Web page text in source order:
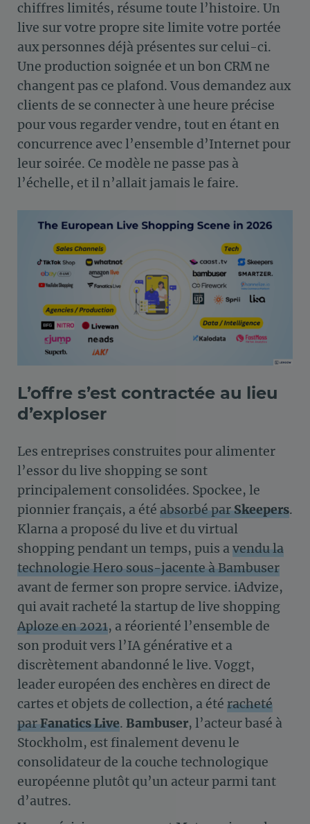
chiffres limités, résume toute l’histoire. Un
live sur votre propre site limite votre portée
aux personnes déjà présentes sur celui-ci.
Une production soignée et un bon CRM ne
changent pas ce plafond. Vous demandez aux
clients de se connecter à une heure précise
pour vous regarder vendre, tout en étant en
concurrence avec l’ensemble d’Internet pour
leur soirée. Ce modèle ne passe pas à
l’échelle, et il n’allait jamais le faire.
L’offre s’est contractée au lieu
d’exploser
Les entreprises construites pour alimenter
l’essor du live shopping se sont
principalement consolidées. Spockee, le
pionnier français, a été absorbé parSkeepers.
Klarna a proposé du live et du virtual
shopping pendant un temps, puis avendu la
technologie Hero sous-jacente à Bambuser
avant de fermer son propre service. iAdvize,
qui avait racheté la startup de live shopping
Aploze en 2021, a réorienté l’ensemble de
son produit vers l’IA générative et a
discrètement abandonné le live. Voggt,
leader européen des enchères en direct de
cartes et objets de collection, a été racheté
parFanatics Live. Bambuser, l’acteur basé à
Stockholm, est finalement devenu le
consolidateur de la couche technologique
européenne plutôt qu’un acteur parmi tant
d’autres.